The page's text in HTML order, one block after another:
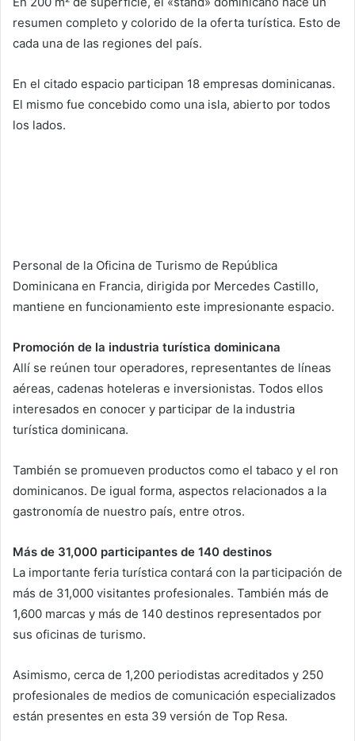
resumen completo y colorido de la oferta turística. Esto de
cada una de las regiones del país.
En el citado espacio participan 18 empresas dominicanas.
El mismo fue concebido como una isla, abierto por todos
los lados.
Personal de la Oficina de Turismo de República
Dominicana en Francia, dirigida por Mercedes Castillo,
mantiene en funcionamiento este impresionante espacio.
Promoción de la industria turística dominicana
Allí se reúnen tour operadores, representantes de líneas
aéreas, cadenas hoteleras e inversionistas. Todos ellos
interesados en conocer y participar de la industria
turística dominicana.
También se promueven productos como el tabaco y el ron
dominicanos. De igual forma, aspectos relacionados a la
gastronomía de nuestro país, entre otros.
Más de 31,000 participantes de 140 destinos
La importante feria turística contará con la participación de
más de 31,000 visitantes profesionales. También más de
1,600 marcas y más de 140 destinos representados por
sus oficinas de turismo.
Asimismo, cerca de 1,200 periodistas acreditados y 250
profesionales de medios de comunicación especializados
están presentes en esta 39 versión de Top Resa.